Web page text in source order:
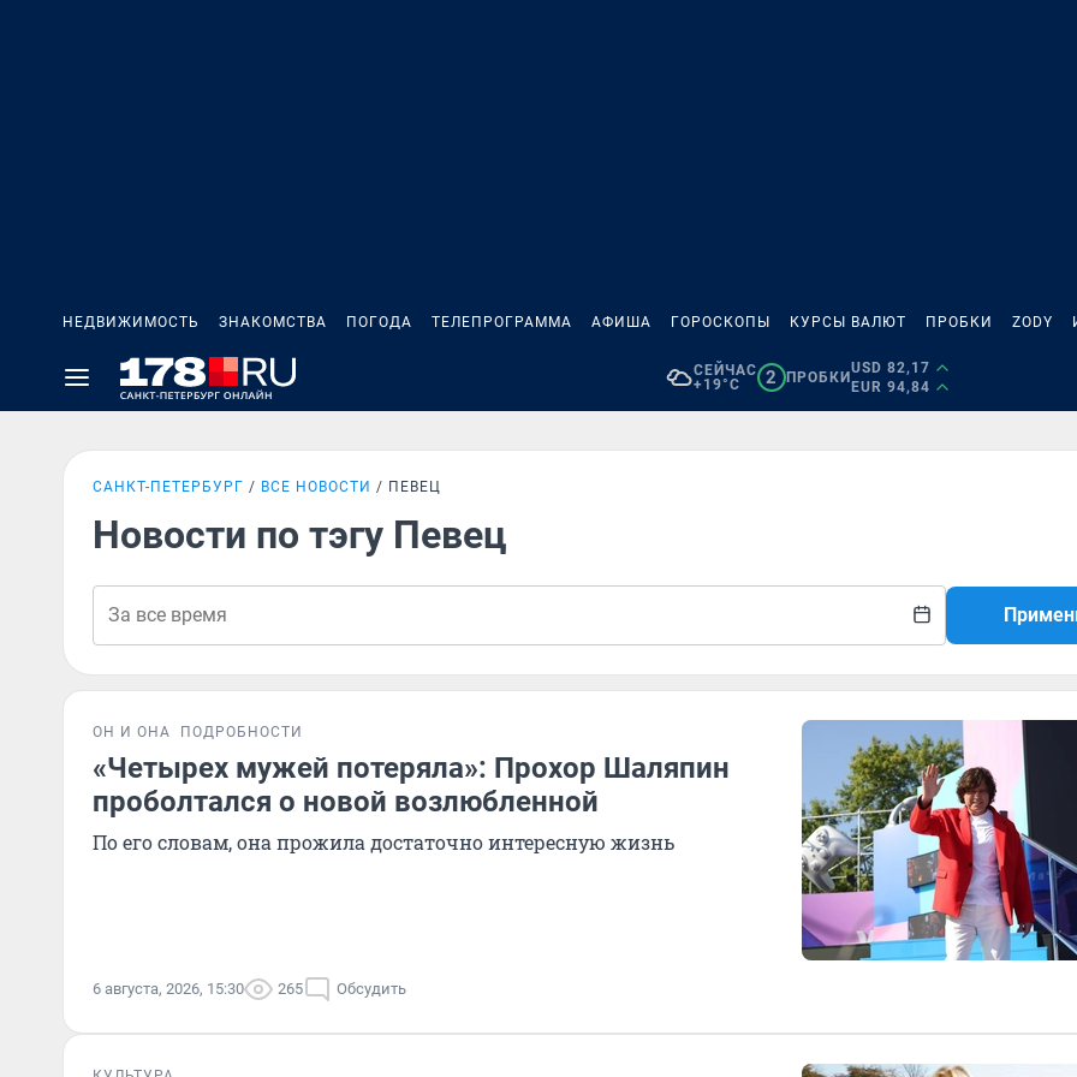
НЕДВИЖИМОСТЬ ЗНАКОМСТВА ПОГОДА ТЕЛЕПРОГРАММА АФИША ГОРОСКОПЫ КУРСЫ ВАЛЮТ ПРОБКИ ZODY
СЕЙЧАС
+19°C
2 ПРОБКИ
USD 82,17
EUR 94,84
САНКТ-ПЕТЕРБУРГ ВСЕ НОВОСТИ ПЕВЕЦ
Новости по тэгу Певец
ОН И ОНА ПОДРОБНОСТИ
«Четырех мужей потеряла»: Прохор Шаляпин
проболтался о новой возлюбленной
По его словам, она прожила достаточно интересную жизнь
6 августа, 2026, 15:30 265 Обсудить